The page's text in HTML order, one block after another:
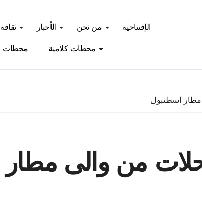
الإفتتاحية من نحن الأخبار ثقافة
محطات كلامية محطات TV
مطار اسطنبول
من والى مطار